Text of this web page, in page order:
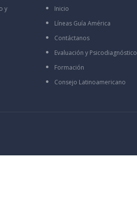
y
Inicio
Líneas Guía América
Contáctanos
Evaluación y Psicodiagnóstico
Formación
Consejo Latinoamericano